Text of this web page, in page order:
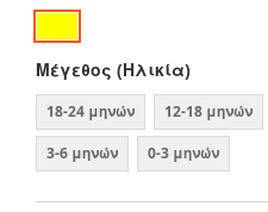
Μέγεθος (Ηλικία)
18-24 μηνών 12-18 μηνών
3-6 μηνών 0-3 μηνών